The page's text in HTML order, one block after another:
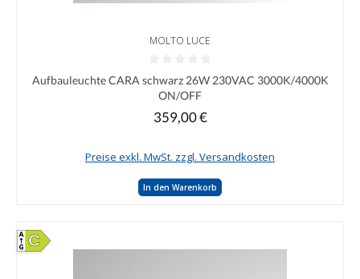
MOLTO LUCE
Durchschnittliche Bewertung von 0 von 5 Sternen
Aufbauleuchte CARA schwarz 26W 230VAC 3000K/4000K
ON/OFF
Regulärer Preis:
359,00 €
Preise exkl. MwSt. zzgl. Versandkosten
In den Warenkorb
C